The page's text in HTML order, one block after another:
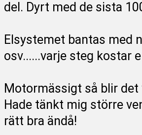
del. Dyrt med de sista
Elsystemet bantas med
osv......varje steg kostar
Motormässigt så blir
Hade tänkt mig större
rätt bra ändå!